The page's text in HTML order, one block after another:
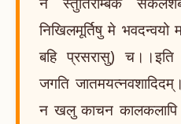
निखिलमूर्तिषु मे भवदन्वयो
बहि प्रसरासु) च।।इति
जगति
न खलु काचन